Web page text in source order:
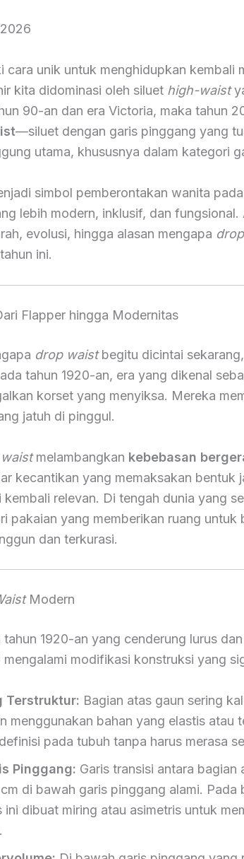
cara unik untuk menghidupkan kembali
kita didominasi oleh siluet high-waist
90-an dan era Victoria, maka tahun
—siluet dengan garis pinggang yang
utama, khususnya dalam kategori
simbol pemberontakan wanita
lebih modern, inklusif, dan
evolusi, hingga alasan mengapa
ini.
Flapper hingga Modernitas
drop waistbegitu dicintai
tahun 1920-an, era yang dikenal
korset yang menyiksa. Mereka
jatuh di pinggul.
melambangkan kebebasan
kecantikan yang memaksakan bentuk
relevan. Di tengah dunia yang
pakaian yang memberikan ruang untuk
dan terkurasi.
Modern
1920-an yang cenderung lurus
modifikasi konstruksi yang
Terstruktur: Bagian atas gaun sering
menggunakan bahan yang elastis atau
pada tubuh tanpa harus merasa
Pinggang: Garis transisi antara bagian
di bawah garis pinggang alami. Pada
ini dibuat miring atau asimetris untuk